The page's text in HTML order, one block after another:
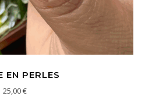
EN PERLES
25,00€